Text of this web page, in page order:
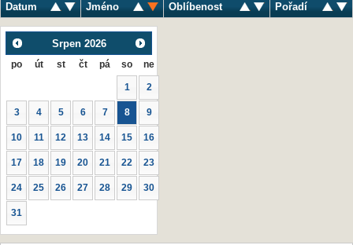
Datum Jméno Oblíbenost Pořadí
Srpen 2026
po út st čt pá so ne
1 2
3 4 5 6 7 8 9
10 11 12 13 14 15 16
17 18 19 20 21 22 23
24 25 26 27 28 29 30
31